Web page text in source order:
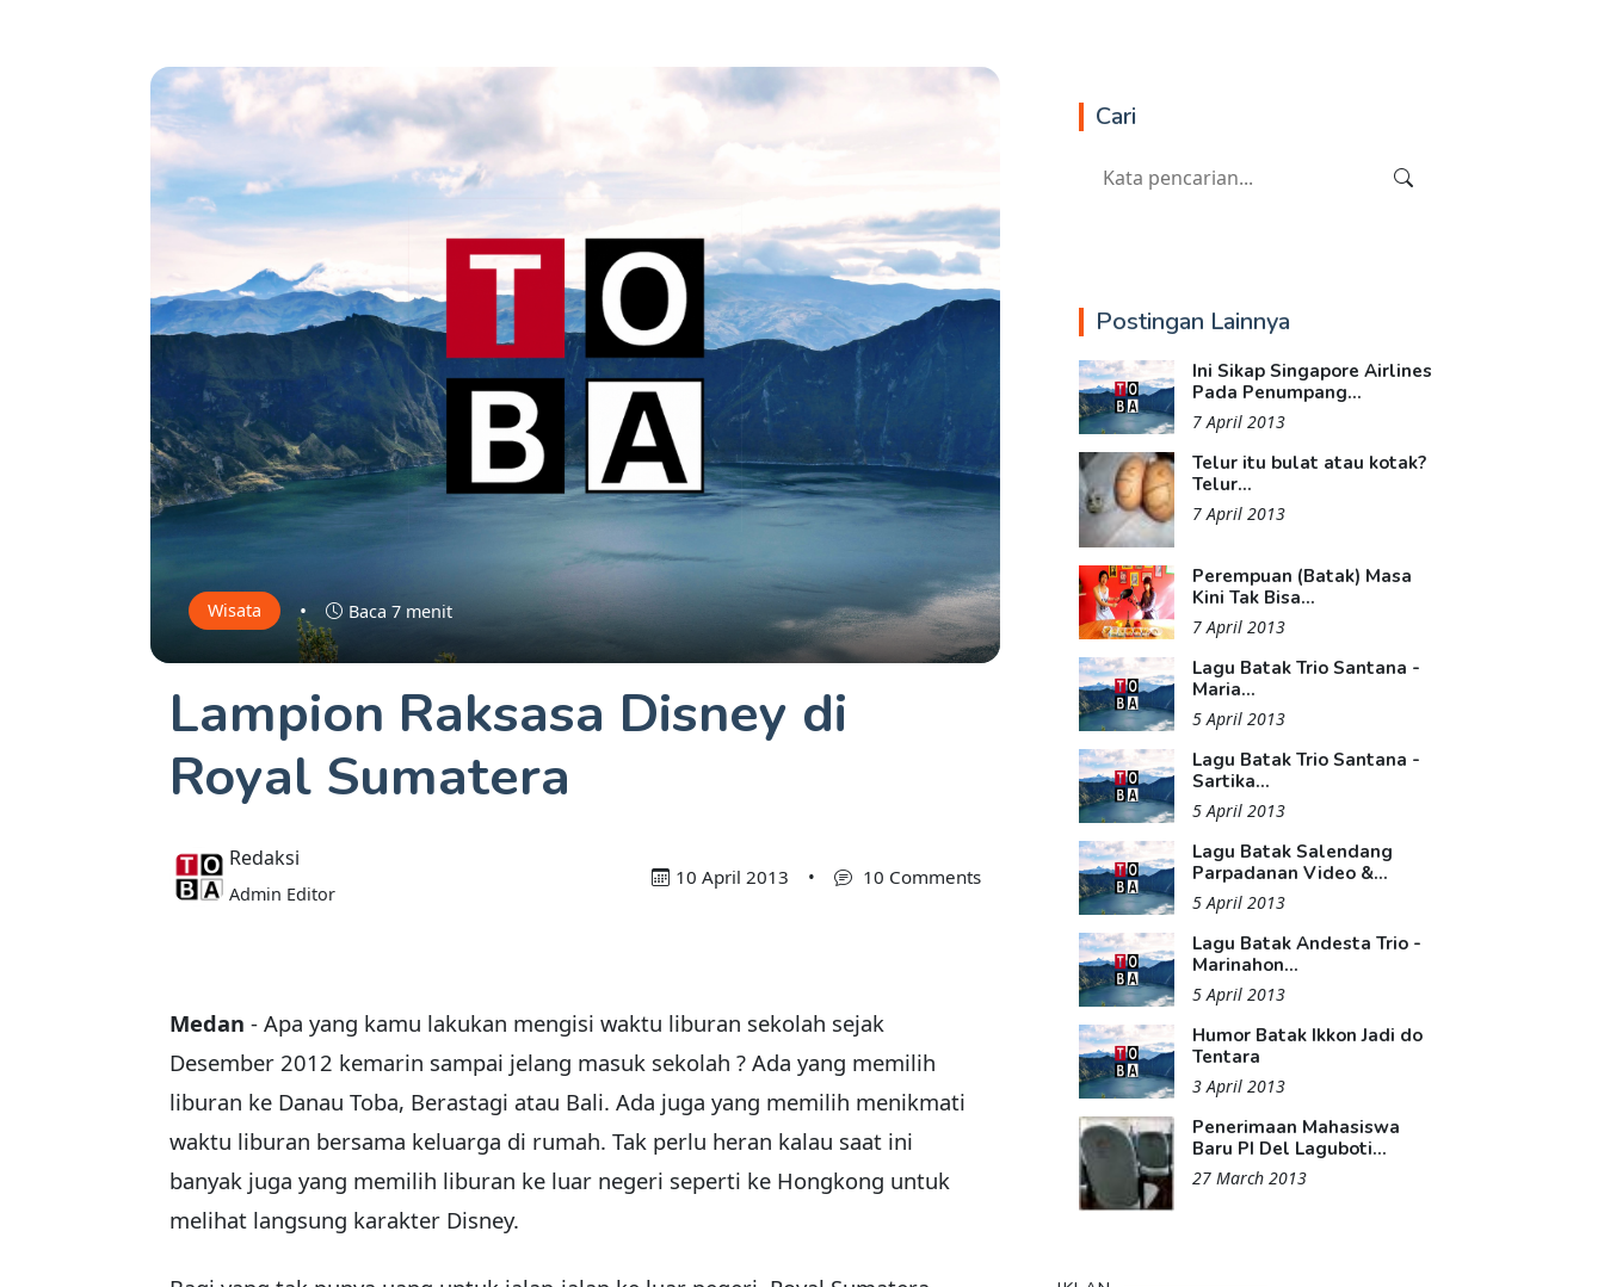
Wisata • Baca 7 menit
Lampion Raksasa Disney di
Royal Sumatera
Redaksi
Admin Editor
10 April 2013 • 10 Comments
Medan - Apa yang kamu lakukan mengisi waktu liburan sekolah sejak
Desember 2012 kemarin sampai jelang masuk sekolah ? Ada yang memilih
liburan ke Danau Toba, Berastagi atau Bali. Ada juga yang memilih menikmati
waktu liburan bersama keluarga di rumah. Tak perlu heran kalau saat ini
banyak juga yang memilih liburan ke luar negeri seperti ke Hongkong untuk
melihat langsung karakter Disney.
Cari
Postingan Lainnya
Ini Sikap Singapore Airlines
Pada Penumpang...
7 April 2013
Telur itu bulat atau kotak?
Telur...
7 April 2013
Perempuan (Batak) Masa
Kini Tak Bisa...
7 April 2013
Lagu Batak Trio Santana -
Maria...
5 April 2013
Lagu Batak Trio Santana -
Sartika...
5 April 2013
Lagu Batak Salendang
Parpadanan Video &...
5 April 2013
Lagu Batak Andesta Trio -
Marinahon...
5 April 2013
Humor Batak Ikkon Jadi do
Tentara
3 April 2013
Penerimaan Mahasiswa
Baru PI Del Laguboti...
27 March 2013